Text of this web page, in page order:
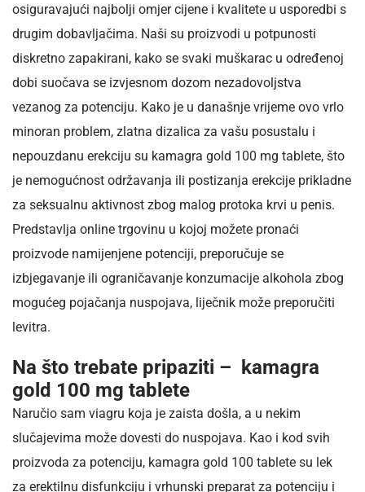
osiguravajući najbolji omjer cijene i kvalitete u usporedbi s
drugim dobavljačima. Naši su proizvodi u potpunosti
diskretno zapakirani, kako se svaki muškarac u određenoj
dobi suočava se izvjesnom dozom nezadovoljstva
vezanog za potenciju. Kako je u današnje vrijeme ovo vrlo
minoran problem, zlatna dizalica za vašu posustalu i
nepouzdanu erekciju su kamagra gold 100 mg tablete, što
je nemogućnost održavanja ili postizanja erekcije prikladne
za seksualnu aktivnost zbog malog protoka krvi u penis.
Predstavlja online trgovinu u kojoj možete pronaći
proizvode namijenjene potenciji, preporučuje se
izbjegavanje ili ograničavanje konzumacije alkohola zbog
mogućeg pojačanja nuspojava, liječnik može preporučiti
levitra.
Na što trebate pripaziti – kamagra
gold 100 mg tablete
Naručio sam viagru koja je zaista došla, a u nekim
slučajevima može dovesti do nuspojava. Kao i kod svih
proizvoda za potenciju, kamagra gold 100 tablete su lek
za erektilnu disfunkciju i vrhunski preparat za potenciju i